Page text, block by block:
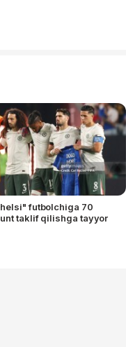
futbolchiga 70
taklif qilishga tayyor